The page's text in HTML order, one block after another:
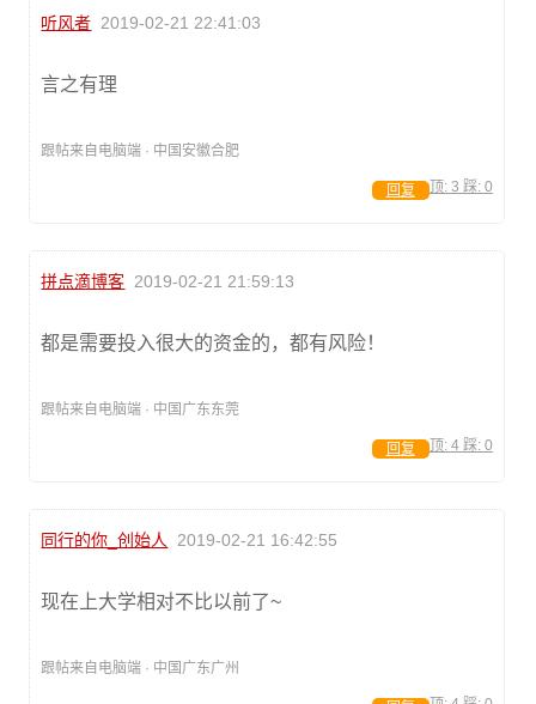
听风者 2019-02-21 22:41:03
言之有理
跟帖来自电脑端 · 中国安徽合肥
顶: 3 踩: 0
回复
拼点滴博客 2019-02-21 21:59:13
都是需要投入很大的资金的，都有风险！
跟帖来自电脑端 · 中国广东东莞
顶: 4 踩: 0
回复
同行的你_创始人 2019-02-21 16:42:55
现在上大学相对不比以前了~
跟帖来自电脑端 · 中国广东广州